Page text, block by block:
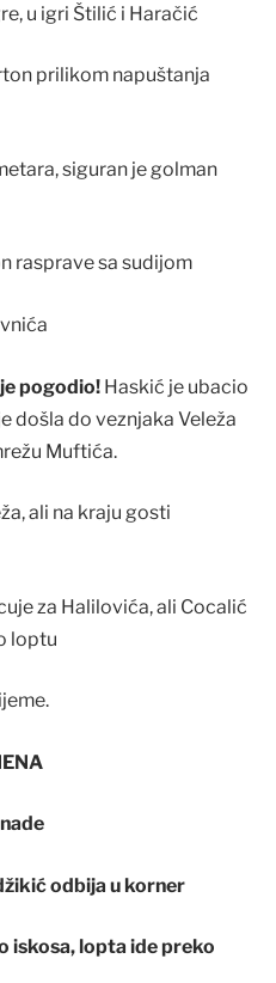
u igri Štilić i Haračić
prilikom napuštanja
siguran je golman
rasprave sa sudijom
pogodio! Haskić je ubacio
došla do veznjaka Veleža
Muftića.
ali na kraju gosti
za Halilovića, ali Cocalić
loptu
odbija u korner
iskosa, lopta ide preko